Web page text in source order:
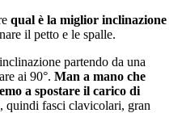
qual è la miglior inclinazione
il petto e le spalle.
partendo da una
ai 90°. Man a mano che
a spostare il carico di
, quindi fasci clavicolari, gran